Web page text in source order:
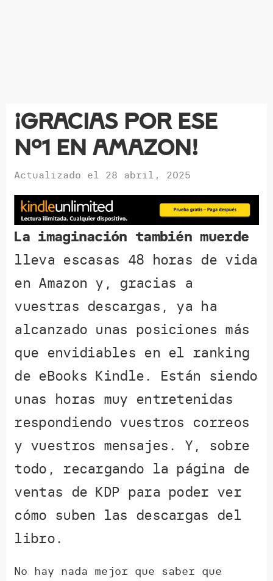
¡Gracias por ese
nº1 en Amazon!
Actualizado el 28 abril, 2025
La imaginación también muerde
lleva escasas 48 horas de vida
en Amazon y, gracias a
vuestras descargas, ya ha
alcanzado unas posiciones más
que envidiables en el ranking
de eBooks Kindle. Están siendo
unas horas muy entretenidas
respondiendo vuestros correos
y vuestros mensajes. Y, sobre
todo, recargando la página de
ventas de KDP para poder ver
cómo suben las descargas del
libro.
No hay nada mejor que saber que